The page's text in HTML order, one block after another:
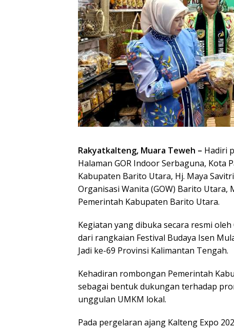
Rakyatkalteng, Muara Teweh – Hadiri
Halaman GOR Indoor Serbaguna, Kota
Kabupaten Barito Utara, Hj. Maya
Organisasi Wanita (GOW) Barito
Pemerintah Kabupaten Barito Utara.
Kegiatan yang dibuka secara resmi
dari rangkaian Festival Budaya Isen
Jadi ke-69 Provinsi Kalimantan Tengah.
Kehadiran rombongan Pemerintah
sebagai bentuk dukungan terhadap
unggulan UMKM lokal.
Pada pergelaran ajang Kalteng Expo